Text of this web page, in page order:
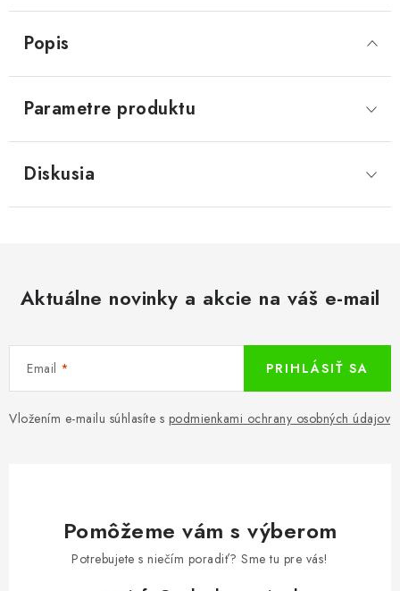
Popis
Parametre produktu
Diskusia
Aktuálne novinky a akcie na váš e-mail
Email
Vložením e-mailu súhlasíte s podmienkami ochrany osobných údajov
PRIHLÁSIŤ SA
Pomôžeme vám s výberom
Potrebujete s niečím poradiť? Sme tu pre vás!